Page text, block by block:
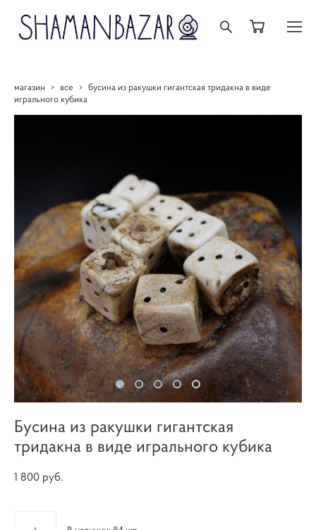
магазин > все > бусина из ракушки гигантская тридакна в виде
игрального кубика
Бусина из ракушки гигантская
тридакна в виде игрального кубика
1 800 pуб.